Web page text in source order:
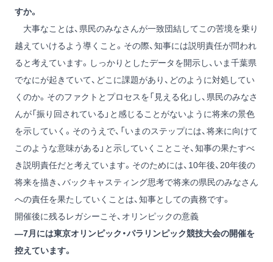
すか。
大事なことは、県民のみなさんが一致団結してこの苦境を乗り
越えていけるよう導くこと。その際、知事には説明責任が問われ
ると考えています。しっかりとしたデータを開示し、いま千葉県
でなにが起きていて、どこに課題があり、どのように対処してい
くのか。そのファクトとプロセスを「見える化」し、県民のみなさ
んが「振り回されている」と感じることがないように将来の景色
を示していく。そのうえで、「いまのステップには、将来に向けて
このような意味がある」と示していくことこそ、知事の果たすべ
き説明責任だと考えています。そのためには、10年後、20年後の
将来を描き、バックキャスティング思考で将来の県民のみなさん
への責任を果たしていくことは、知事としての責務です。
開催後に残るレガシーこそ、オリンピックの意義
―7月には東京オリンピック・パラリンピック競技大会の開催を
控えています。